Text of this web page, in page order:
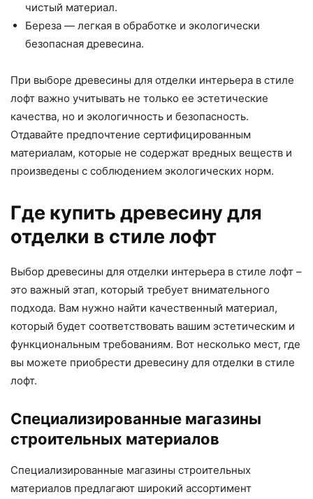
чистый материал.
Береза — легкая в обработке и экологически
безопасная древесина.
При выборе древесины для отделки интерьера в стиле
лофт важно учитывать не только ее эстетические
качества, но и экологичность и безопасность.
Отдавайте предпочтение сертифицированным
материалам, которые не содержат вредных веществ и
произведены с соблюдением экологических норм.
Где купить древесину для
отделки в стиле лофт
Выбор древесины для отделки интерьера в стиле лофт –
это важный этап, который требует внимательного
подхода. Вам нужно найти качественный материал,
который будет соответствовать вашим эстетическим и
функциональным требованиям. Вот несколько мест, где
вы можете приобрести древесину для отделки в стиле
лофт.
Специализированные магазины
строительных материалов
Специализированные магазины строительных
материалов предлагают широкий ассортимент